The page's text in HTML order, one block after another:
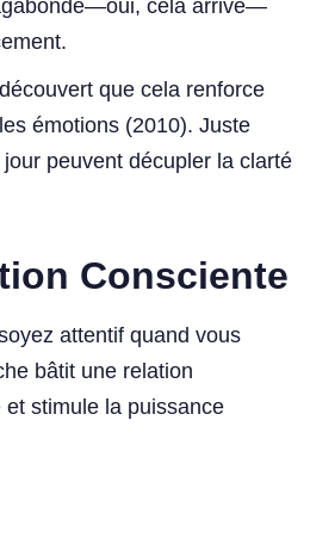
cela arrive—
que cela renforce
émotions (2010). Juste
peuvent décupler la clarté
Consciente
attentif quand vous
bâtit une relation
stimule la puissance